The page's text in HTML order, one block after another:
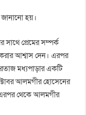
হয়।
প্রেমের সম্পর্ক
আশ্বাস দেন। এরপর
মধ্যপাড়ার একটি
আলমগীর হোসেনের
এরপর থেকে আলমগীর